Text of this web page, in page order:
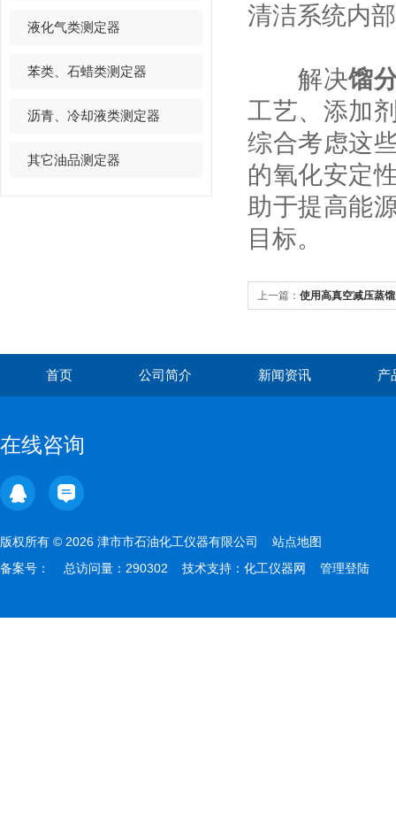
液化气类测定器
苯类、石蜡类测定器
沥青、冷却液类测定器
其它油品测定器
清洁系统内
解决馏
工艺、添加
综合考虑这
的氧化安定
助于提高能
目标。
上一篇： 使用高真空减压蒸
首页 公司简介 新闻资讯 产
在线咨询
版权所有 © 2026 津市市石油化工仪器有限公司 站点地图
备案号：
总访问量：290302 技术支持： 化工仪器网 管理登陆